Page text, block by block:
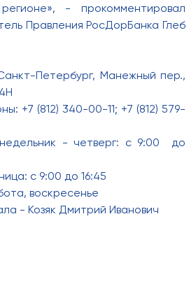
- прокомментировал
Правления РосДорБанка Глеб
Петербург, Манежный пер.,
+7 (812) 340-00-11; +7 (812) 579-
- четверг: с 9:00 до
до 16:45
воскресенье
- Козяк Дмитрий Иванович